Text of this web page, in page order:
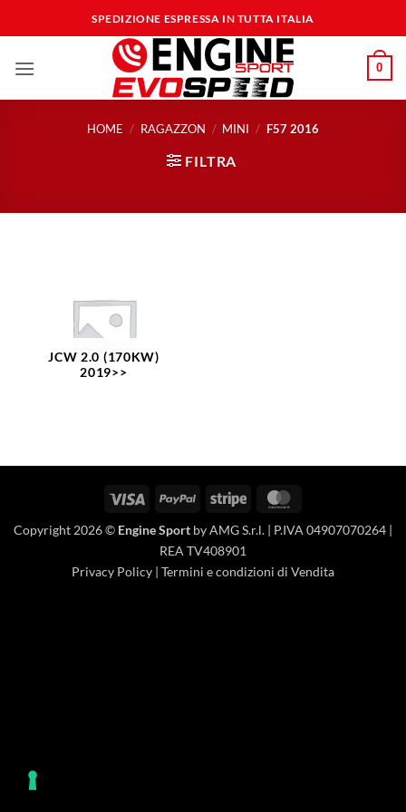
ai
SPEDIZIONE ESPRESSA IN TUTTA ITALIA
0
HOME / RAGAZZON / MINI / F57 2016
FILTRA
JCW 2.0 (170KW)
2019>>
Visa PayPal Stripe
Copyright 2026 © Engine Sport by AMG S.r.l. | P.IVA 04907070264 |
REA TV408901
Privacy Policy | Termini e condizioni di Vendita